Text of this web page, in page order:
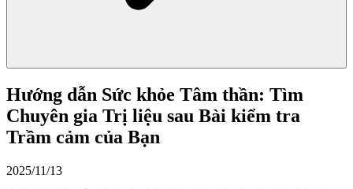
Hướng dẫn Sức khỏe Tâm thần: Tìm
Chuyên gia Trị liệu sau Bài kiểm tra
Trầm cảm của Bạn
2025/11/13